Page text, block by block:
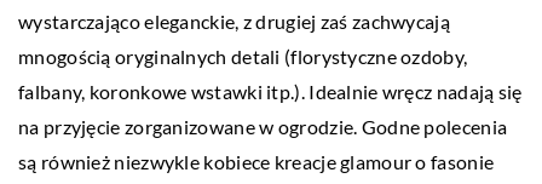
wystarczająco eleganckie, z drugiej zaś zachwycają
mnogością oryginalnych detali (florystyczne ozdoby,
falbany, koronkowe wstawki itp.). Idealnie wręcz nadają się
na przyjęcie zorganizowane w ogrodzie. Godne polecenia
są również niezwykle kobiece kreacje glamour o fasonie